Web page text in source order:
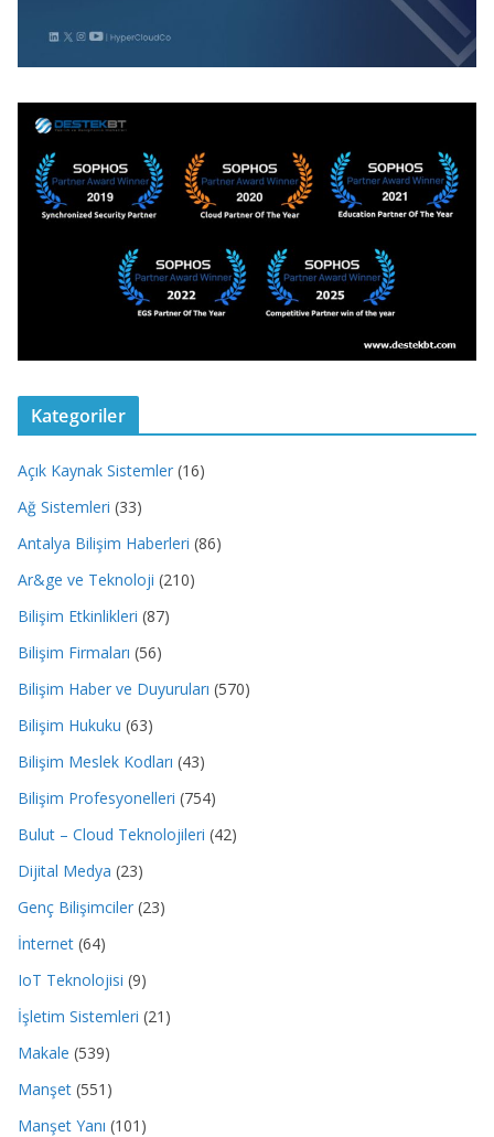
Kategoriler
Açık Kaynak Sistemler (16)
Ağ Sistemleri (33)
Antalya Bilişim Haberleri (86)
Ar&ge ve Teknoloji (210)
Bilişim Etkinlikleri (87)
Bilişim Firmaları (56)
Bilişim Haber ve Duyuruları (570)
Bilişim Hukuku (63)
Bilişim Meslek Kodları (43)
Bilişim Profesyonelleri (754)
Bulut – Cloud Teknolojileri (42)
Dijital Medya (23)
Genç Bilişimciler (23)
İnternet (64)
IoT Teknolojisi (9)
İşletim Sistemleri (21)
Makale (539)
Manşet (551)
Manşet Yanı (101)